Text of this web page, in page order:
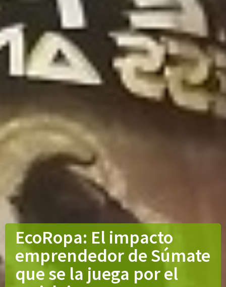
EcoRopa: El impacto
emprendedor de Súmate
que se la juega por el